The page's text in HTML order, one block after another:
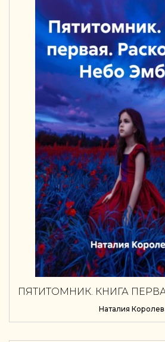
ПЯТИТОМНИК. КНИГА
Наталия